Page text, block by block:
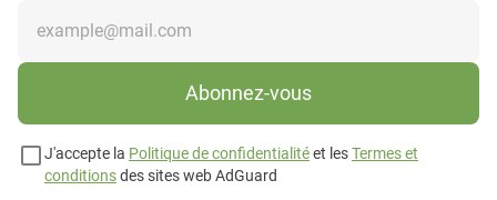
Abonnez-vous
J'accepte la Politique de confidentialitéet lesTermes et
conditionsdes sites web AdGuard